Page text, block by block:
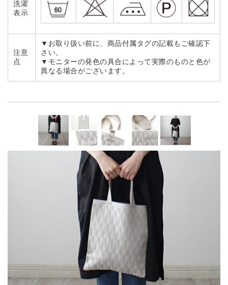
洗濯
表示
注意
点
▼お取り扱い前に、商品付属タグの記載もご確認下
さい。
▼モニターの発色の具合によって実際のものと色が
異なる場合がございます。